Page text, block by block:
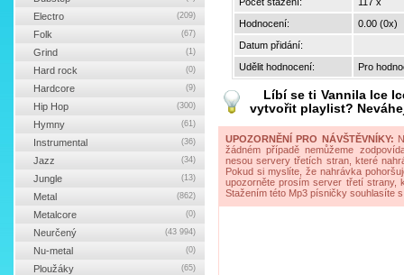
Hodnocení:
0.00 (0x)
Datum přidání:
Udělit hodnocení:
Pro
Líbí se ti Vannila Ice
vytvořit playlist?
UPOZORNĚNÍ PRO NÁVŠTĚVNÍKY:
žádném případě nemůžeme
nesou servery třetích stran, které
Pokud si myslíte, že nahrávka
upozorněte prosím server třetí strany,
Stažením této Mp3 písničky souhlasíte
Electro (209)
Folk (67)
Grind (1)
Hard rock (0)
Hardcore (9)
Hip Hop (300)
Hymny (61)
Instrumental (36)
Jazz (34)
Jungle (13)
Metal (862)
Metalcore (0)
Neurčený (43 994)
Nu-metal (0)
Ploužáky (65)